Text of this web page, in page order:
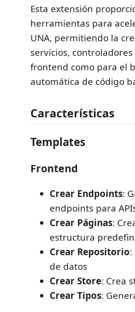
Esta extensión
herramientas para
UNA, permitiendo la
servicios,
frontend como para el
automática de código
Características
Templates
Frontend
Crear Endpoints:
endpoints para
Crear Páginas:
estructura
Crear Repositorio:
de datos
Crear Store: Crea
Crear Tipos: